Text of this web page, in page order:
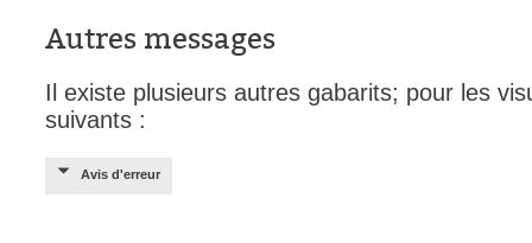
Autres messages
Il existe plusieurs autres gabarits; pour les
suivants :
Avis d'erreur